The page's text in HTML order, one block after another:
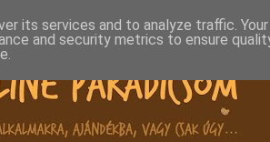
its services and to analyze traffic.
and security metrics to ensure